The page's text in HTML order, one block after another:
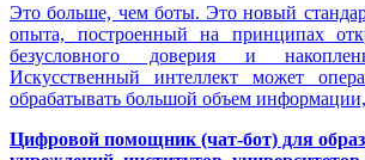
Это больше, чем боты. Это новый
опыта, построенный на принципах
безусловного доверия и
Искусственный интеллект может
обрабатывать большой объем
Цифровой помощник (чат-бот) для